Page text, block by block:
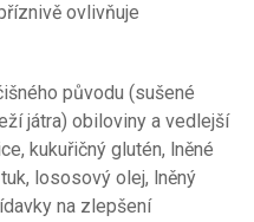
ovlivňuje
původu (sušené
játra) obiloviny a vedlejší
kukuřičný glutén, lněné
lososový olej, lněný
na zlepšení